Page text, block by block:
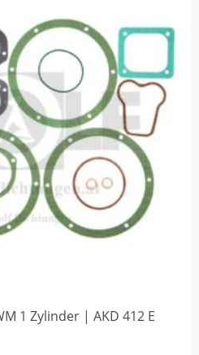
1 Zylinder | AKD 412 E